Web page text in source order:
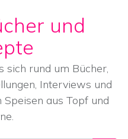
und
sich rund um Bücher,
Interviews und
Speisen aus Topf und